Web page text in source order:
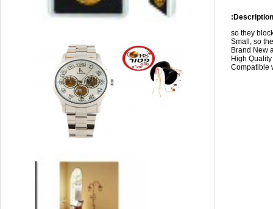
so they
Small, so
Brand New
High
Compatible